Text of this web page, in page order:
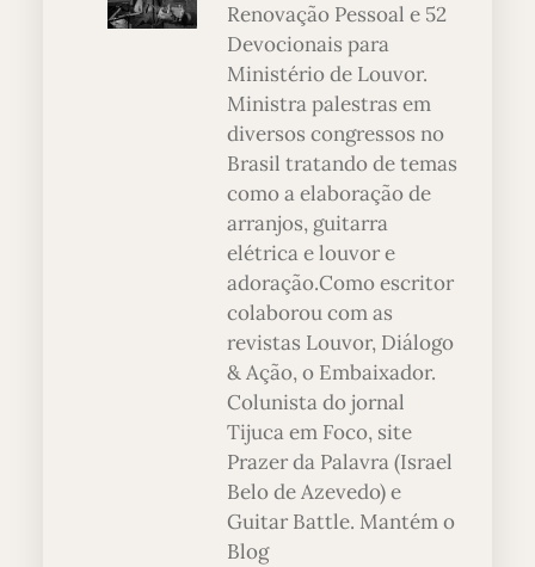
Renovação Pessoal e 52
Devocionais para
Ministério de Louvor.
Ministra palestras em
diversos congressos no
Brasil tratando de temas
como a elaboração de
arranjos, guitarra
elétrica e louvor e
adoração.Como escritor
colaborou com as
revistas Louvor, Diálogo
& Ação, o Embaixador.
Colunista do jornal
Tijuca em Foco, site
Prazer da Palavra (Israel
Belo de Azevedo) e
Guitar Battle. Mantém o
Blog